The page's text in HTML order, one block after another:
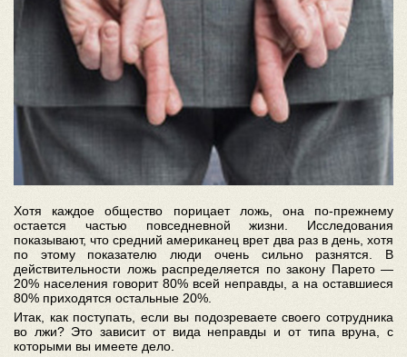
Хотя каждое общество порицает ложь, она по-прежнему
остается частью повседневной жизни. Исследования
показывают, что средний американец врет два раз в день, хотя
по этому показателю люди очень сильно разнятся. В
действительности ложь распределяется по закону Парето —
20% населения говорит 80% всей неправды, а на оставшиеся
80% приходятся остальные 20%.
Итак, как поступать, если вы подозреваете своего сотрудника
во лжи? Это зависит от вида неправды и от типа вруна, с
которыми вы имеете дело.